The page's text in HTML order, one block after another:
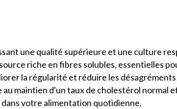
une qualité supérieure et une culture
riche en fibres solubles, essentielles
la régularité et réduire les
maintien d'un taux de cholestérol normal
votre alimentation quotidienne.